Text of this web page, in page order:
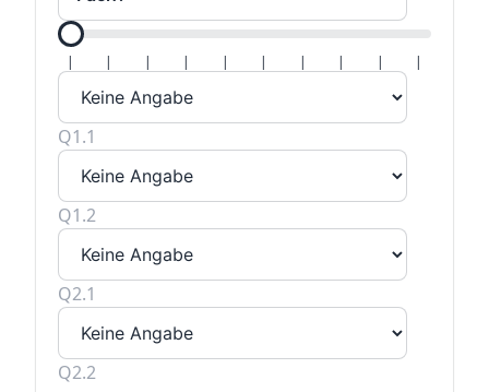
| | | | | | | | | |
Q1.1
Q1.2
Q2.1
Q2.2